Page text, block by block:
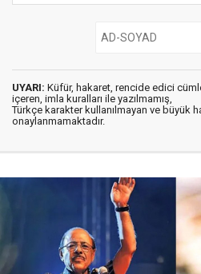
UYARI: Küfür, hakaret, rencide edici
içeren, imla kuralları ile yazılmamış,
Türkçe karakter kullanılmayan ve büyük
onaylanmamaktadır.